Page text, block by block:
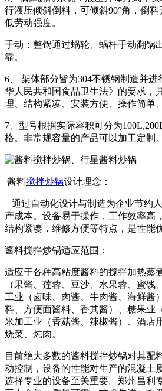
行液压倾斜倒料，可倾斜90°角，倒
低劳动强度。
手动：整锅通过蜗轮、蜗杆手动翻锅
靠。
6、 架体部分皆为304不锈钢制造并进
华人民共和国食品卫生法》的要求，
理、结构紧凑、安装方便、操作简单
7、型号根据实际容积可分为
格。非常规容量的产品可以加工定制。
酱料搅拌炒锅设计理念：
通过自动化设计与制造为企业节约
产成本。设备易于操作，工作效率高
结构紧凑，维修方便等特点，是性能
酱料搅拌炒锅适应范围：
适应于各种高粘度酱料的搅拌加热蒸
（果酱、莲蓉、豆沙、水果蓉、蜜饯
工业（卤味、肉酱、牛肉酱、海鲜酱
料、方便面酱料、香其酱）、糖果业
米加工业（香菇酱、辣椒酱）、酒店
烧菜、炖肉。
目前绝大多数的酱料搅拌炒锅对其配
动控制，设备的性能对生产的混凝土
选择专业的设备至关重要。郑州昌利